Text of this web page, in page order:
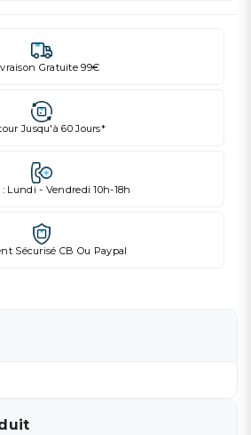
Gratuite 99€
Jusqu'à 60 Jours*
Lundi - Vendredi 10h-18h
Sécurisé CB Ou Paypal